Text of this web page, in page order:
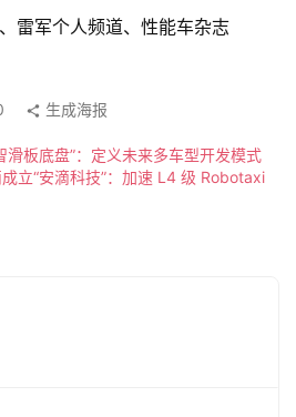
雷军个人频道、性能车杂志
生成海报
滑板底盘”：定义未来多车型开发模式
立“安滴科技”：加速 L4 级 Robotaxi